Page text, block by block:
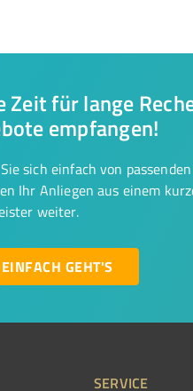
Zeit für lange
empfangen!
sich einfach von
Ihr Anliegen aus einem
weiter.
GEHT'S
SERVICE